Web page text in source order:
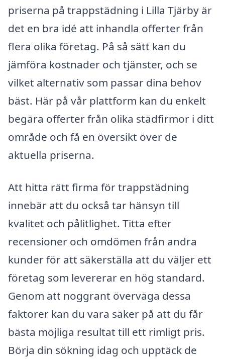
priserna på trappstädning i Lilla Tjärby är
det en bra idé att inhandla offerter från
flera olika företag. På så sätt kan du
jämföra kostnader och tjänster, och se
vilket alternativ som passar dina behov
bäst. Här på vår plattform kan du enkelt
begära offerter från olika städfirmor i ditt
område och få en översikt över de
aktuella priserna.
Att hitta rätt firma för trappstädning
innebär att du också tar hänsyn till
kvalitet och pålitlighet. Titta efter
recensioner och omdömen från andra
kunder för att säkerställa att du väljer ett
företag som levererar en hög standard.
Genom att noggrant överväga dessa
faktorer kan du vara säker på att du får
bästa möjliga resultat till ett rimligt pris.
Börja din sökning idag och upptäck de